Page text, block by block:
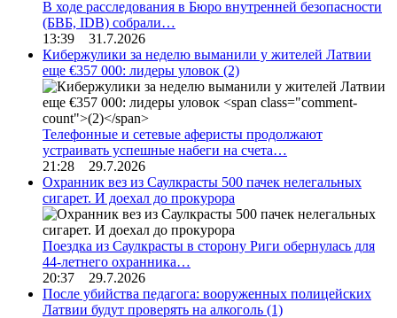
В ходе расследования в Бюро внутренней безопасности
(БВБ, IDB) собрали…
13:39 31.7.2026
Кибержулики за неделю выманили у жителей Латвии
еще €357 000: лидеры уловок (2)
Телефонные и сетевые аферисты продолжают
устраивать успешные набеги на счета…
21:28 29.7.2026
Охранник вез из Саулкрасты 500 пачек нелегальных
сигарет. И доехал до прокурора
Поездка из Саулкрасты в сторону Риги обернулась для
44-летнего охранника…
20:37 29.7.2026
После убийства педагога: вооруженных полицейских
Латвии будут проверять на алкоголь (1)